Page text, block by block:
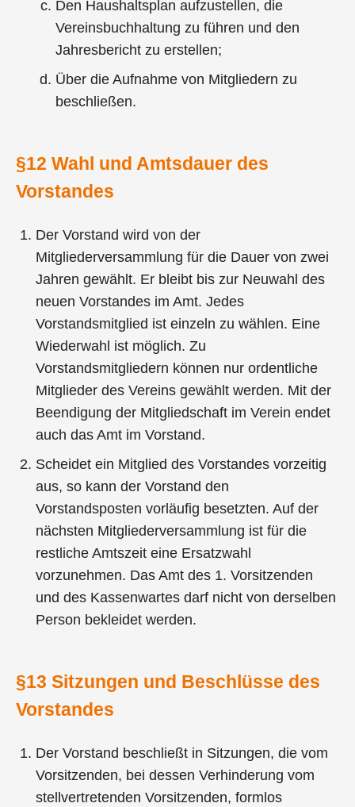
Den Haushaltsplan aufzustellen, die
Vereinsbuchhaltung zu führen und den
Jahresbericht zu erstellen;
Über die Aufnahme von Mitgliedern zu
beschließen.
§12 Wahl und Amtsdauer des
Vorstandes
Der Vorstand wird von der
Mitgliederversammlung für die Dauer von zwei
Jahren gewählt. Er bleibt bis zur Neuwahl des
neuen Vorstandes im Amt. Jedes
Vorstandsmitglied ist einzeln zu wählen. Eine
Wiederwahl ist möglich. Zu
Vorstandsmitgliedern können nur ordentliche
Mitglieder des Vereins gewählt werden. Mit der
Beendigung der Mitgliedschaft im Verein endet
auch das Amt im Vorstand.
Scheidet ein Mitglied des Vorstandes vorzeitig
aus, so kann der Vorstand den
Vorstandsposten vorläufig besetzten. Auf der
nächsten Mitgliederversammlung ist für die
restliche Amtszeit eine Ersatzwahl
vorzunehmen. Das Amt des 1. Vorsitzenden
und des Kassenwartes darf nicht von derselben
Person bekleidet werden.
§13 Sitzungen und Beschlüsse des
Vorstandes
Der Vorstand beschließt in Sitzungen, die vom
Vorsitzenden, bei dessen Verhinderung vom
stellvertretenden Vorsitzenden, formlos